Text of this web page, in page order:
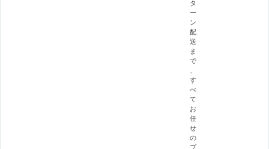
タ
ー
ン
配
送
ま
で
す
べ
て
お
任
せ
の
プ